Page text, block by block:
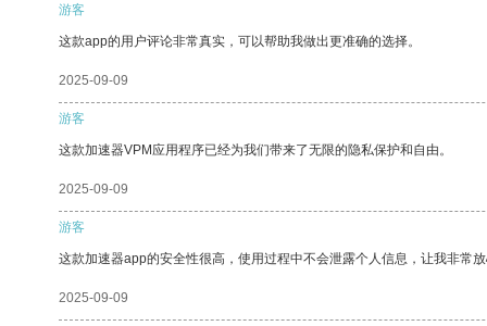
游客
这款app的用户评论非常真实，可以帮助我做出更准确的选择。
2025-09-09
游客
这款加速器VPM应用程序已经为我们带来了无限的隐私保护和自由。
2025-09-09
游客
这款加速器app的安全性很高，使用过程中不会泄露个人信息，让我非常
2025-09-09